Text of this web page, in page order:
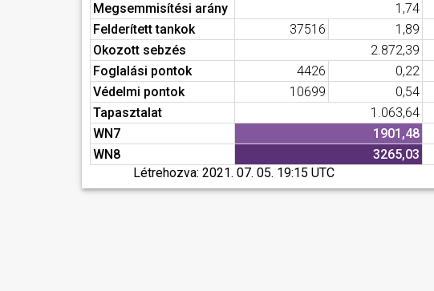
Megsemmisítési arány
1,74
Felderített tankok
37516 1,89
Okozott sebzés
2.872,39
Foglalási pontok
4426 0,22
Védelmi pontok
10699 0,54
Tapasztalat
1.063,64
WN7
1901,48
WN8
3265,03
Létrehozva:2021. 07. 05. 19:15 UTC